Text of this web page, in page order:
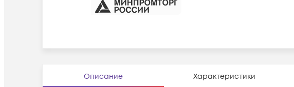
Описание Характеристики